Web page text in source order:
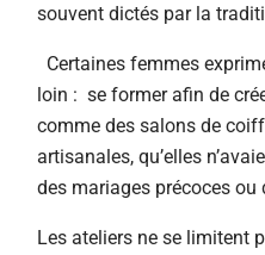
souvent dictés par la
Certaines femmes
loin : se former afin de
comme des salons de
artisanales, qu’elles
des mariages précoces ou
Les ateliers ne se limitent